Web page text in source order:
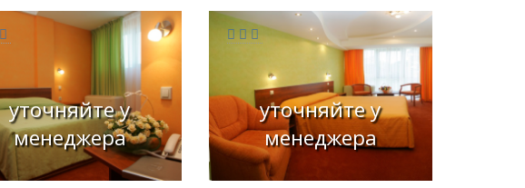
уточняйте у
менеджера
уточняйте у
менеджера